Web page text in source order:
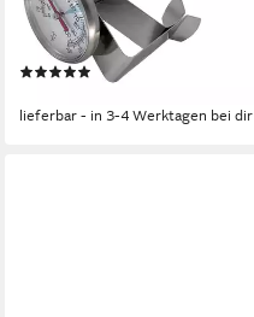
»Professionale« Edelstahl
Milch
(5)
lieferbar - in 3-4 Werktagen bei dir